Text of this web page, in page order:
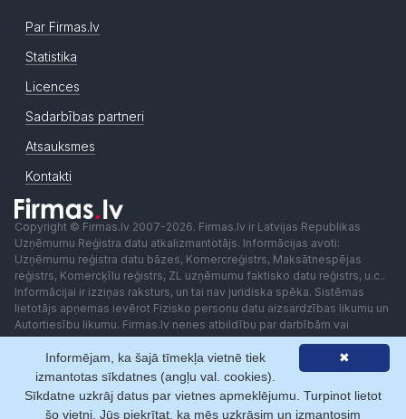
Par Firmas.lv
Statistika
Licences
Sadarbības partneri
Atsauksmes
Kontakti
Copyright © Firmas.lv 2007-2026. Firmas.lv ir Latvijas Republikas
Uzņēmumu Reģistra datu atkalizmantotājs. Informācijas avoti:
Uzņēmumu reģistra datu bāzes, Komercreģistrs, Maksātnespējas
reģistrs, Komercķīlu reģistrs, ZL uzņēmumu faktisko datu reģistrs, u.c..
Informācijai ir izziņas raksturs, un tai nav juridiska spēka. Sistēmas
lietotājs apņemas ievērot Fizisko personu datu aizsardzības likumu un
Autortiesību likumu. Firmas.lv nenes atbildību par darbībām vai
lēmumiem, kas balstīti uz saņemto pakalpojumu. Lietotājam aizliegts
izmantot jebkādas automatizētas sistēmas vai iekārtas (robotus)
piekļuvei sistēmai bez rakstiskas saskaņošanas ar Firmas.lv. Galvenā
redaktore: Ingūna Pempere.
Lietošanas noteikumi
Privātuma politika Norēķini ar
✖
Informējam, ka šajā tīmekļa vietnē tiek
izmantotas sīkdatnes (angļu val. cookies).
Sīkdatne uzkrāj datus par vietnes apmeklējumu. Turpinot lietot
šo vietni, Jūs piekrītat, ka mēs uzkrāsim un izmantosim